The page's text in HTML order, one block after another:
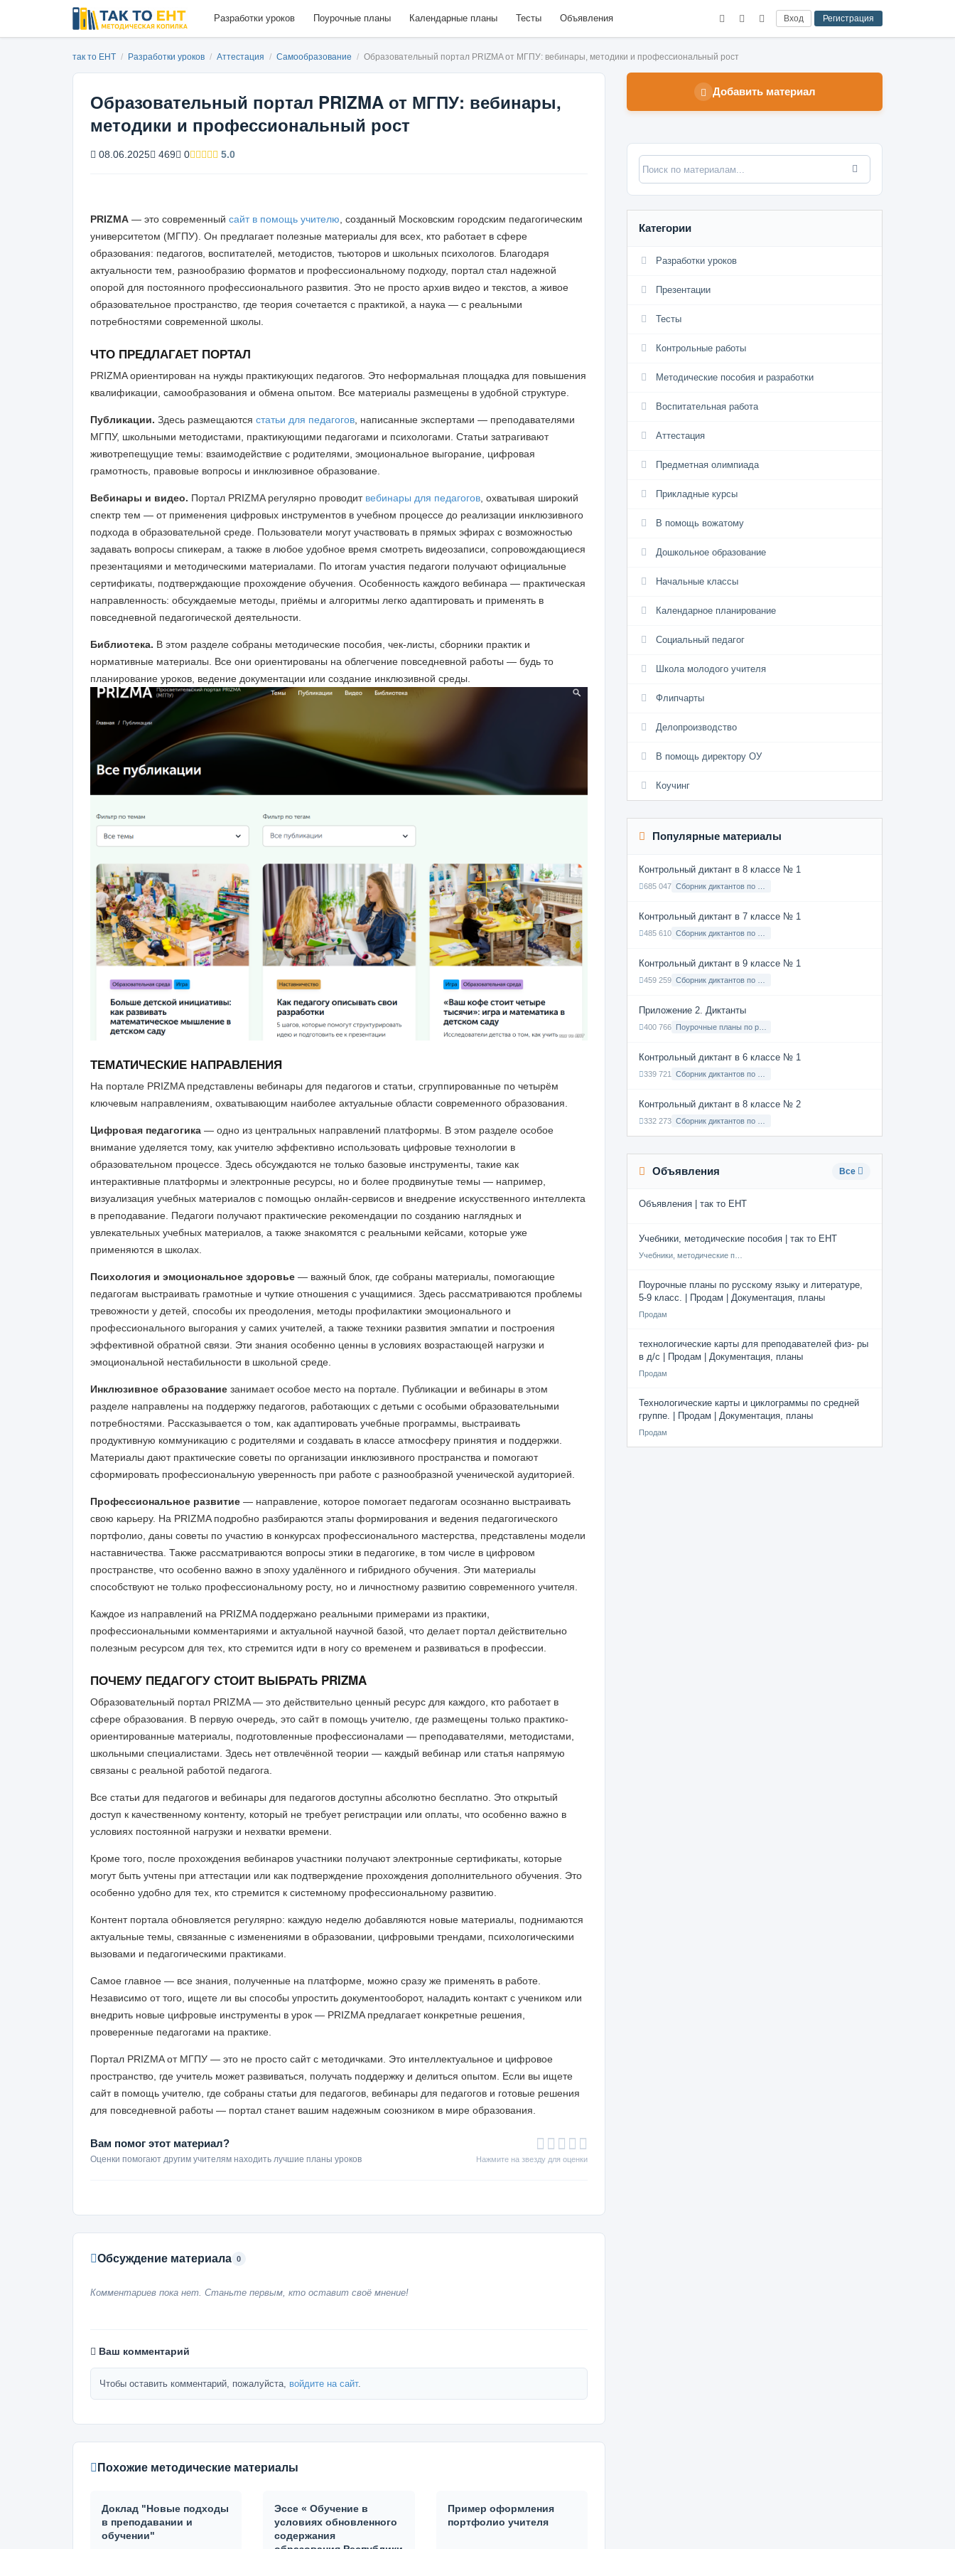
Разработки уроков Поурочные планы Календарные планы Тесты Объявления Вход Регистрация
так то ЕНТ / Разработки уроков / Аттестация / Самообразование / Образовательный портал PRIZMA от МГПУ: вебинары, методики и профессиональный рост
Образовательный портал PRIZMA от МГПУ: вебинары,
методики и профессиональный рост
08.06.2025 469 0 5.0
PRIZMA — это современный сайт в помощь учителю , созданный Московским городским педагогическим
университетом (МГПУ). Он предлагает полезные материалы для всех, кто работает в сфере
образования: педагогов, воспитателей, методистов, тьюторов и школьных психологов. Благодаря
актуальности тем, разнообразию форматов и профессиональному подходу, портал стал надежной
опорой для постоянного профессионального развития. Это не просто архив видео и текстов, а живое
образовательное пространство, где теория сочетается с практикой, а наука — с реальными
потребностями современной школы.
ЧТО ПРЕДЛАГАЕТ ПОРТАЛ
PRIZMA ориентирован на нужды практикующих педагогов. Это неформальная площадка для повышения
квалификации, самообразования и обмена опытом. Все материалы размещены в удобной структуре.
Публикации. Здесь размещаются статьи для педагогов , написанные экспертами — преподавателями
МГПУ, школьными методистами, практикующими педагогами и психологами. Статьи затрагивают
животрепещущие темы: взаимодействие с родителями, эмоциональное выгорание, цифровая
грамотность, правовые вопросы и инклюзивное образование.
Вебинары и видео. Портал PRIZMA регулярно проводит вебинары для педагогов , охватывая широкий
спектр тем — от применения цифровых инструментов в учебном процессе до реализации инклюзивного
подхода в образовательной среде. Пользователи могут участвовать в прямых эфирах с возможностью
задавать вопросы спикерам, а также в любое удобное время смотреть видеозаписи, сопровождающиеся
презентациями и методическими материалами. По итогам участия педагоги получают официальные
сертификаты, подтверждающие прохождение обучения. Особенность каждого вебинара — практическая
направленность: обсуждаемые методы, приёмы и алгоритмы легко адаптировать и применять в
повседневной педагогической деятельности.
Библиотека. В этом разделе собраны методические пособия, чек-листы, сборники практик и
нормативные материалы. Все они ориентированы на облегчение повседневной работы — будь то
планирование уроков, ведение документации или создание инклюзивной среды.
ТЕМАТИЧЕСКИЕ НАПРАВЛЕНИЯ
На портале PRIZMA представлены вебинары для педагогов и статьи, сгруппированные по четырём
ключевым направлениям, охватывающим наиболее актуальные области современного образования.
Цифровая педагогика — одно из центральных направлений платформы. В этом разделе особое
внимание уделяется тому, как учителю эффективно использовать цифровые технологии в
образовательном процессе. Здесь обсуждаются не только базовые инструменты, такие как
интерактивные платформы и электронные ресурсы, но и более продвинутые темы — например,
визуализация учебных материалов с помощью онлайн-сервисов и внедрение искусственного интеллекта
в преподавание. Педагоги получают практические рекомендации по созданию наглядных и
увлекательных учебных материалов, а также знакомятся с реальными кейсами, которые уже
применяются в школах.
Психология и эмоциональное здоровье — важный блок, где собраны материалы, помогающие
педагогам выстраивать грамотные и чуткие отношения с учащимися. Здесь рассматриваются проблемы
тревожности у детей, способы их преодоления, методы профилактики эмоционального и
профессионального выгорания у самих учителей, а также техники развития эмпатии и построения
эффективной обратной связи. Эти знания особенно ценны в условиях возрастающей нагрузки и
эмоциональной нестабильности в школьной среде.
Инклюзивное образование занимает особое место на портале. Публикации и вебинары в этом
разделе направлены на поддержку педагогов, работающих с детьми с особыми образовательными
потребностями. Рассказывается о том, как адаптировать учебные программы, выстраивать
продуктивную коммуникацию с родителями и создавать в классе атмосферу принятия и поддержки.
Материалы дают практические советы по организации инклюзивного пространства и помогают
сформировать профессиональную уверенность при работе с разнообразной ученической аудиторией.
Профессиональное развитие — направление, которое помогает педагогам осознанно выстраивать
свою карьеру. На PRIZMA подробно разбираются этапы формирования и ведения педагогического
портфолио, даны советы по участию в конкурсах профессионального мастерства, представлены модели
наставничества. Также рассматриваются вопросы этики в педагогике, в том числе в цифровом
пространстве, что особенно важно в эпоху удалённого и гибридного обучения. Эти материалы
способствуют не только профессиональному росту, но и личностному развитию современного учителя.
Каждое из направлений на PRIZMA поддержано реальными примерами из практики,
профессиональными комментариями и актуальной научной базой, что делает портал действительно
полезным ресурсом для тех, кто стремится идти в ногу со временем и развиваться в профессии.
ПОЧЕМУ ПЕДАГОГУ СТОИТ ВЫБРАТЬ PRIZMA
Образовательный портал PRIZMA — это действительно ценный ресурс для каждого, кто работает в
сфере образования. В первую очередь, это сайт в помощь учителю, где размещены только практико-
ориентированные материалы, подготовленные профессионалами — преподавателями, методистами,
школьными специалистами. Здесь нет отвлечённой теории — каждый вебинар или статья напрямую
связаны с реальной работой педагога.
Все статьи для педагогов и вебинары для педагогов доступны абсолютно бесплатно. Это открытый
доступ к качественному контенту, который не требует регистрации или оплаты, что особенно важно в
условиях постоянной нагрузки и нехватки времени.
Кроме того, после прохождения вебинаров участники получают электронные сертификаты, которые
могут быть учтены при аттестации или как подтверждение прохождения дополнительного обучения. Это
особенно удобно для тех, кто стремится к системному профессиональному развитию.
Контент портала обновляется регулярно: каждую неделю добавляются новые материалы, поднимаются
актуальные темы, связанные с изменениями в образовании, цифровыми трендами, психологическими
вызовами и педагогическими практиками.
Самое главное — все знания, полученные на платформе, можно сразу же применять в работе.
Независимо от того, ищете ли вы способы упростить документооборот, наладить контакт с учеником или
внедрить новые цифровые инструменты в урок — PRIZMA предлагает конкретные решения,
проверенные педагогами на практике.
Портал PRIZMA от МГПУ — это не просто сайт с методичками. Это интеллектуальное и цифровое
пространство, где учитель может развиваться, получать поддержку и делиться опытом. Если вы ищете
сайт в помощь учителю, где собраны статьи для педагогов, вебинары для педагогов и готовые решения
для повседневной работы — портал станет вашим надежным союзником в мире образования.
Вам помог этот материал?
Оценки помогают другим учителям находить лучшие планы уроков Нажмите на звезду для оценки
Обсуждение материала 0
Комментариев пока нет. Станьте первым, кто оставит своё мнение!
Ваш комментарий
Чтобы оставить комментарий, пожалуйста, войдите на сайт.
Похожие методические материалы
Доклад "Новые подходы
в преподавании и
обучении"
Эссе « Обучение в
условиях обновленного
содержания
Пример оформления
портфолио учителя
Добавить материал
Категории
Разработки уроков
Презентации
Тесты
Контрольные работы
Методические пособия и разработки
Воспитательная работа
Аттестация
Предметная олимпиада
Прикладные курсы
В помощь вожатому
Дошкольное образование
Начальные классы
Календарное планирование
Социальный педагог
Школа молодого учителя
Флипчарты
Делопроизводство
В помощь директору ОУ
Коучинг
Популярные материалы
Контрольный диктант в 8 классе № 1
685 047
Контрольный диктант в 7 классе № 1
485 610
Контрольный диктант в 9 классе № 1
459 259
Приложение 2. Диктанты
400 766
Контрольный диктант в 6 классе № 1
339 721
Контрольный диктант в 8 классе № 2
332 273
Объявления Все
Объявления | так то ЕНТ
Учебники, методические пособия | так то ЕНТ
Поурочные планы по русскому языку и литературе,
5-9 класс. | Продам | Документация, планы
Продам
технологические карты для преподавателей физ- ры
в д/с | Продам | Документация, планы
Продам
Технологические карты и циклограммы по средней
группе. | Продам | Документация, планы
Продам